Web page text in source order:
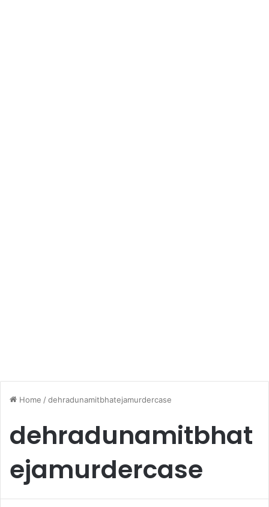
Home /dehradunamitbhatejamurdercase
dehradunamitbhat
ejamurdercase